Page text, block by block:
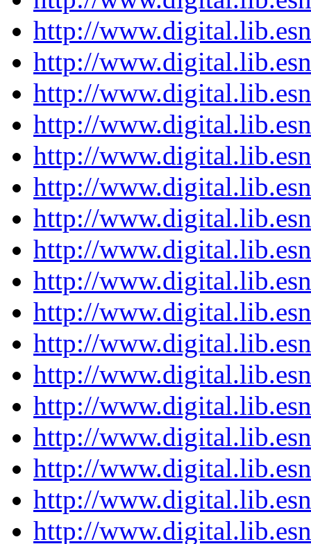
http://
http://
http://
http://
http://
http://
http://
http://
http://
http://
http://
http://
http://
http://
http://
http://
http://